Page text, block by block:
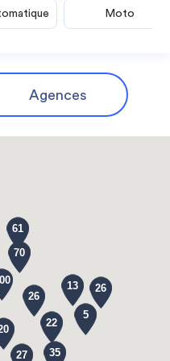
Moto
Agences
35
70
27
26
22
13
61
26
5